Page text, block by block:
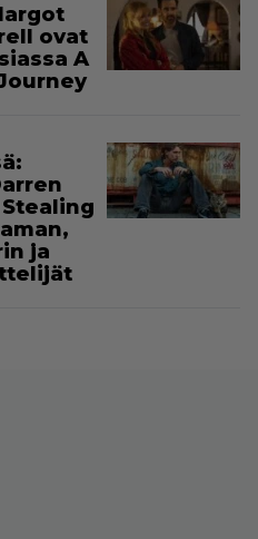
ovat
A
ja